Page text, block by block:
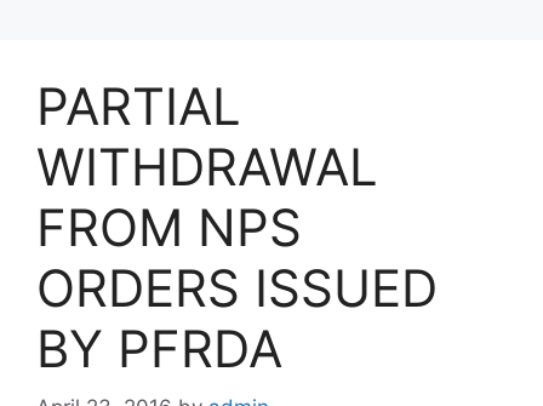
PARTIAL
WITHDRAWAL
FROM NPS
ORDERS ISSUED
BY PFRDA